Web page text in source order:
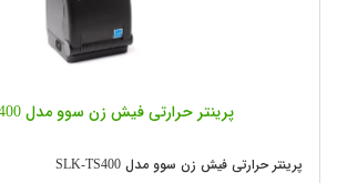
پرینتر حرارتی فیش زن سوو مدل SLK-TS400
پرینتر حرارتی فیش زن سوو مدل SLK-TS400